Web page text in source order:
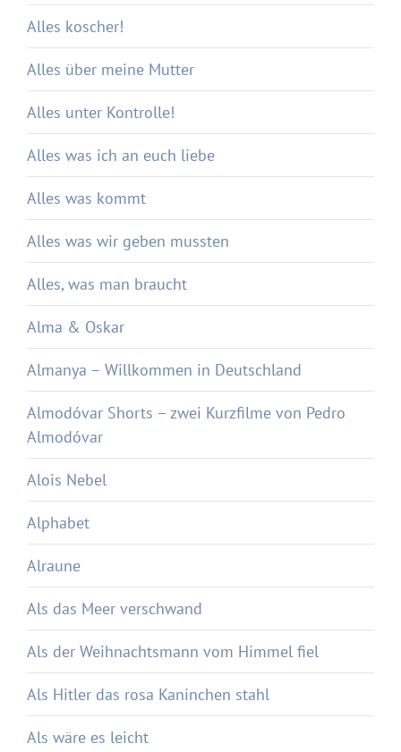
Alles koscher!
Alles über meine Mutter
Alles unter Kontrolle!
Alles was ich an euch liebe
Alles was kommt
Alles was wir geben mussten
Alles, was man braucht
Alma & Oskar
Almanya – Willkommen in Deutschland
Almodóvar Shorts – zwei Kurzfilme von Pedro
Almodóvar
Alois Nebel
Alphabet
Alraune
Als das Meer verschwand
Als der Weihnachtsmann vom Himmel fiel
Als Hitler das rosa Kaninchen stahl
Als wäre es leicht